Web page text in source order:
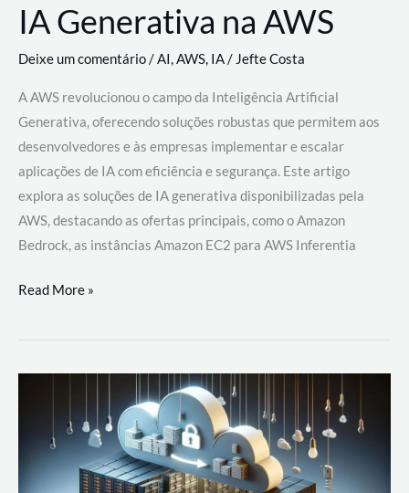
IA Generativa na AWS
Deixe um comentário/AI,AWS, IA/Jefte Costa
A AWS revolucionou o campo da Inteligência Artificial
Generativa, oferecendo soluções robustas que permitem aos
desenvolvedores e às empresas implementar e escalar
aplicações de IA com eficiência e segurança. Este artigo
explora as soluções de IA generativa disponibilizadas pela
AWS, destacando as ofertas principais, como o Amazon
Bedrock, as instâncias Amazon EC2 para AWS Inferentia
Utilizando
Soluções
AWS
Read More »